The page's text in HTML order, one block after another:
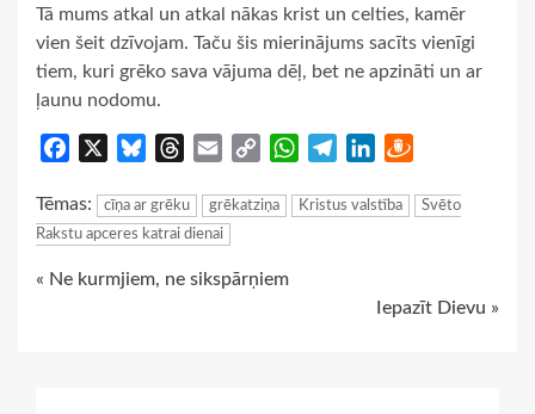
Tā mums atkal un atkal nākas krist un celties, kamēr
vien šeit dzīvojam. Taču šis mierinājums sacīts vienīgi
tiem, kuri grēko sava vājuma dēļ, bet ne apzināti un ar
ļaunu nodomu.
Facebook BlueskyThreads
Email
Copy
WhatsApp
TelegramLinkedIn
Tēmas: cīņa ar grēku grēkatziņa Kristus valstība
Svēto
Rakstu apceres katrai dienai
Continue
« Ne kurmjiem, ne sikspārņiem
Iepazīt Dievu »